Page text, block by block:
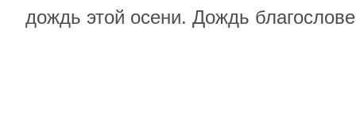
дождь этой осени. Дождь